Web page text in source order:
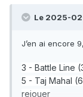
Le 2025-
J’en ai encore
3 - Battle Line
5 - Taj Mahal
rejouer